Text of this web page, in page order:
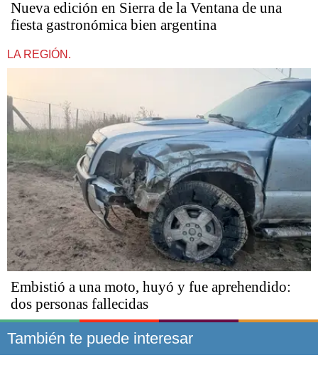
Nueva edición en Sierra de la Ventana de una
fiesta gastronómica bien argentina
LA REGIÓN.
Embistió a una moto, huyó y fue aprehendido:
dos personas fallecidas
También te puede interesar